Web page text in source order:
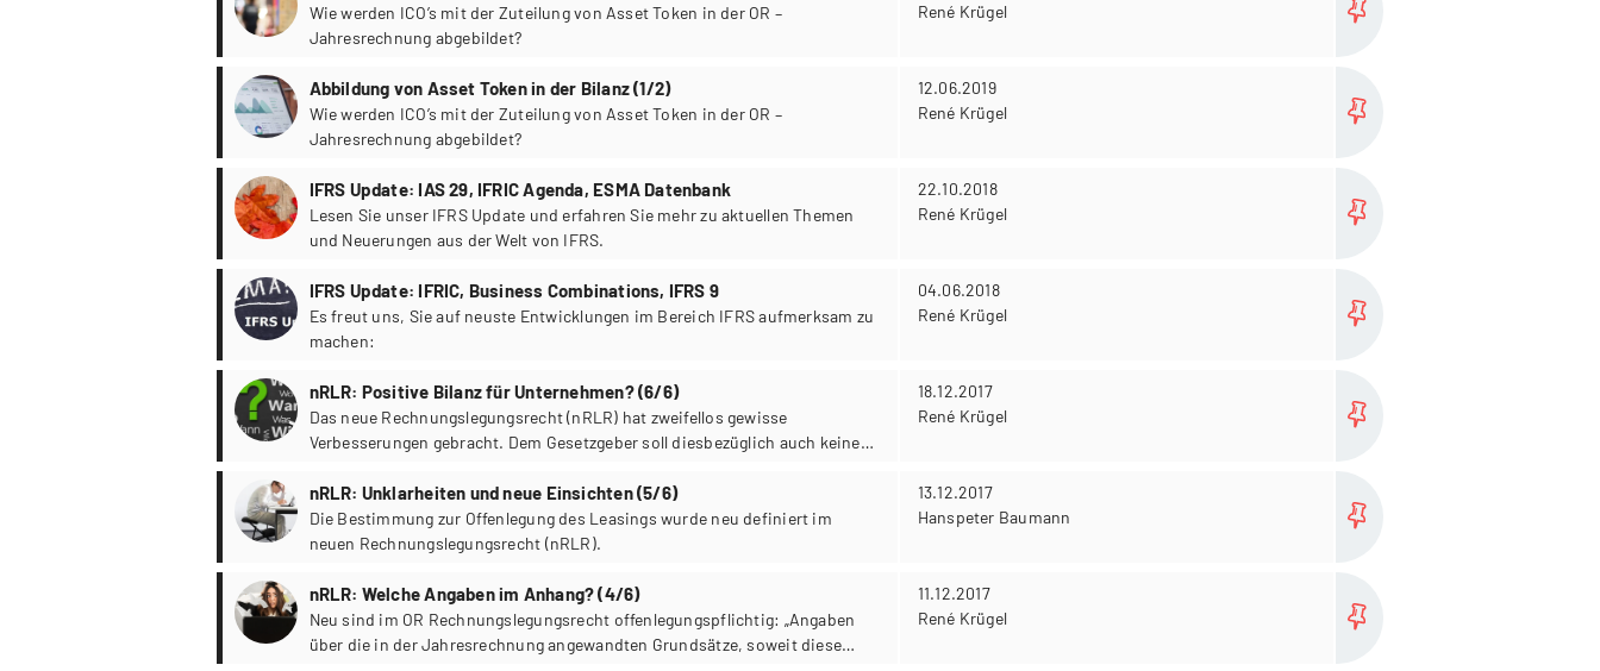
Wie werden ICO’s mit der Zuteilung von Asset Token in der OR –
Jahresrechnung abgebildet?
René Krügel
Abbildung von Asset Token in der Bilanz (1/2)
Wie werden ICO’s mit der Zuteilung von Asset Token in der OR –
Jahresrechnung abgebildet?
12.06.2019
René Krügel
IFRS Update: IAS 29, IFRIC Agenda, ESMA Datenbank
Lesen Sie unser IFRS Update und erfahren Sie mehr zu aktuellen Themen
und Neuerungen aus der Welt von IFRS.
22.10.2018
René Krügel
IFRS Update: IFRIC, Business Combinations, IFRS 9
Es freut uns, Sie auf neuste Entwicklungen im Bereich IFRS aufmerksam zu
machen:
04.06.2018
René Krügel
nRLR: Positive Bilanz für Unternehmen? (6/6)
Das neue Rechnungslegungsrecht (nRLR) hat zweifellos gewisse
Verbesserungen gebracht. Dem Gesetzgeber soll diesbezüglich auch keine
18.12.2017
René Krügel
nRLR: Unklarheiten und neue Einsichten (5/6)
Die Bestimmung zur Offenlegung des Leasings wurde neu definiert im
neuen Rechnungslegungsrecht (nRLR).
13.12.2017
Hanspeter Baumann
nRLR: Welche Angaben im Anhang? (4/6)
Neu sind im OR Rechnungslegungsrecht offenlegungspflichtig: „Angaben
über die in der Jahresrechnung angewandten Grundsätze, soweit diese
11.12.2017
René Krügel